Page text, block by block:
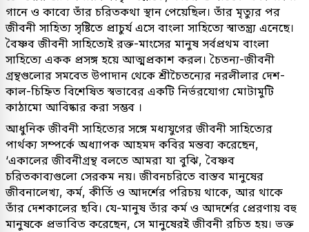
গানে ও কাব্যে তাঁর চরিতকথা স্থান পেয়েছিল। তাঁর মৃত্যুর পর
জীবনী সাহিত্য সৃষ্টিতে প্রাচুর্য এসে বাংলা সাহিত্যে স্বাতন্ত্র্য এনেছে।
বৈষ্ণব জীবনী সাহিত্যেই রক্ত-মাংসের মানুষ সর্বপ্রথম বাংলা
সাহিত্যে একক প্রসঙ্গ হয়ে আত্মপ্রকাশ করল। চৈতন্য-জীবনী
গ্রন্থগুলোর সমবেত উপাদান থেকে শ্রীচৈতন্যের নরলীলার দেশ-
কাল-চিহ্নিত বিশেষিত স্বভাবের একটি নির্ভরযোগ্য মোটামুটি
কাঠামো আবিষ্কার করা সম্ভব ।
আধুনিক জীবনী সাহিত্যের সঙ্গে মধ্যযুগের জীবনী সাহিত্যের
পার্থক্য সম্পর্কে অধ্যাপক আহমদ কবির মন্তব্য করেছেন,
‘একালের জীবনীগ্রন্থ বলতে আমরা যা বুঝি, বৈষ্ণব
চরিতকাব্যগুলো সেরকম নয়। জীবনচরিতে বাস্তব মানুষের
জীবনালেখ্য, কর্ম, কীর্তি ও আদর্শের পরিচয় থাকে, আর থাকে
তাঁর দেশকালের ছবি। যে-মানুষ তাঁর কর্ম ও আদর্শের প্রেরণায় বহু
মানুষকে প্রভাবিত করেছেন, সে মানুষেরই জীবনী রচিত হয়। ভক্ত